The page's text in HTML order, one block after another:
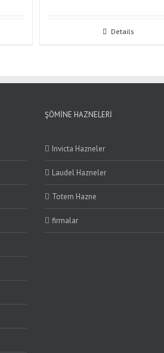
Details
ŞÖMINE HAZNELERI
Invicta Hazneler
Laudel Hazneler
Totem Hazne
firmalar